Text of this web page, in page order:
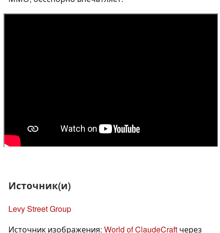
Источник(и)
Levy Street Group
Источник изображения: World of ClaudeCraft через